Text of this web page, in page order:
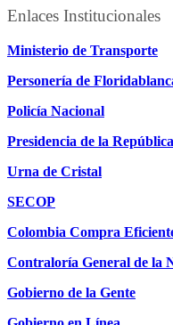
Enlaces Institucionales
Ministerio de Transporte
Personería de
Policía Nacional
Presidencia de la República
Urna de Cristal
SECOP
Colombia Compra
Contraloría General de la
Gobierno de la Gente